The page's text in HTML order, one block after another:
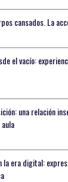
cansados. La
el vacío:
una relación
era digital: